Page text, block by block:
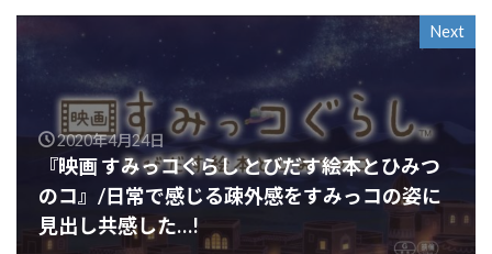
Next
2020年4月24日
『映画 すみっコぐらし とびだす絵本とひみつ
のコ』/日常で感じる疎外感をすみっコの姿に
見出し共感した…!